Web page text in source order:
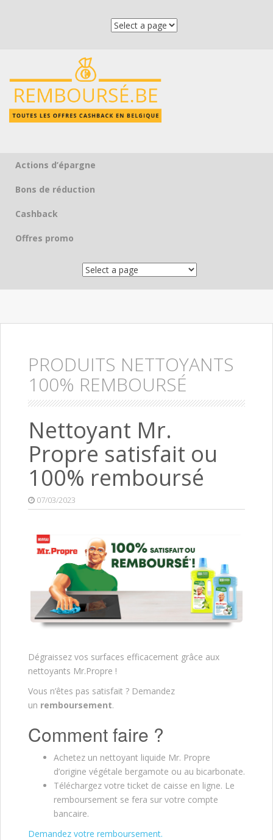
Skip to content
Actions d’épargne
Bons de réduction
Cashback
Offres promo
PRODUITS NETTOYANTS
100% REMBOURSÉ
Nettoyant Mr.
Propre satisfait ou
100% remboursé
07/03/2023
Dégraissez vos surfaces efficacement grâce aux
nettoyants Mr.Propre !
Vous n’êtes pas satisfait ? Demandez
un remboursement.
Comment faire ?
Achetez un nettoyant liquide Mr. Propre
d’origine végétale bergamote ou au bicarbonate.
Téléchargez votre ticket de caisse en ligne. Le
remboursement se fera sur votre compte
bancaire.
Demandez votre remboursement.